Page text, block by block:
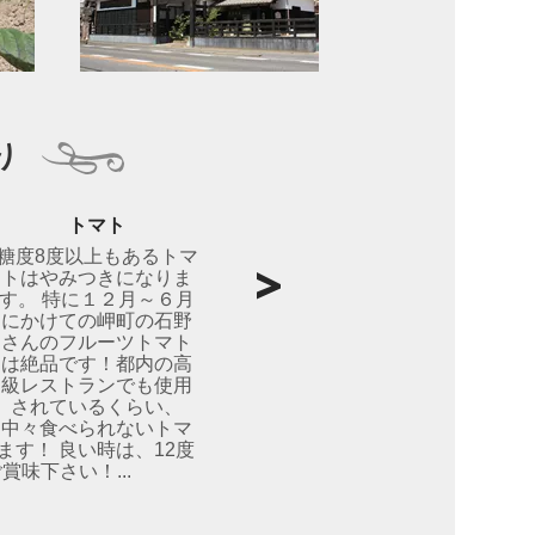
トマト
度8度以上もあるトマ
トはやみつきになりま
す。 特に１２月～６月
にかけての岬町の石野
さんのフルーツトマト
は絶品です！都内の高
級レストランでも使用
されているくらい、
中々食べられないトマ
す！ 良い時は、12度
味下さい！...